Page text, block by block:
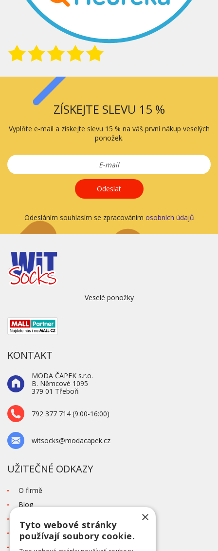
ZÍSKEJTE SLEVU 15 %
Vyplňte e-mail a získejte slevu 15 % na váš první nákup veselých
ponožek.
Odeslat
Odesláním souhlasím se zpracováním osobních údajů
Veselé ponožky
KONTAKT
MODA ČAPEK s.r.o.
B. Němcové 1095
379 01 Třeboň
792 377 714 (9:00-16:00)
witsocks@modacapek.cz
UŽITEČNÉ ODKAZY
O firmě
Blog
Tabulka velikostí
Ochrana osobních údajů GDPR
×
Tyto webové stránky
používají soubory cookie.